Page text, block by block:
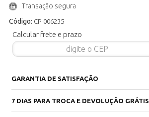
Código: CP-006235
Transação segura
Calcular frete e prazo
GARANTIA DE SATISFAÇÃO
7 DIAS PARA TROCA E DEVOLUÇÃO GRÁTIS